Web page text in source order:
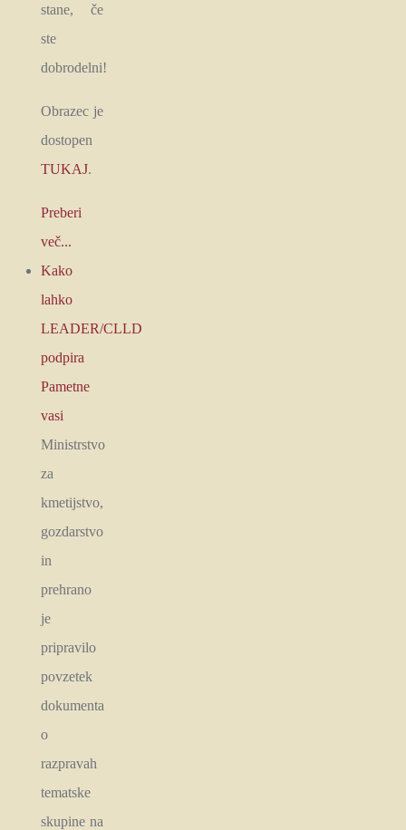
stane, če
ste
dobrodelni!
Obrazec je
dostopen
TUKAJ.
Preberi
več...
Kako
lahko
LEADER/CLLD
podpira
Pametne
vasi
Ministrstvo
za
kmetijstvo,
gozdarstvo
in
prehrano
je
pripravilo
povzetek
dokumenta
o
razpravah
tematske
skupine na